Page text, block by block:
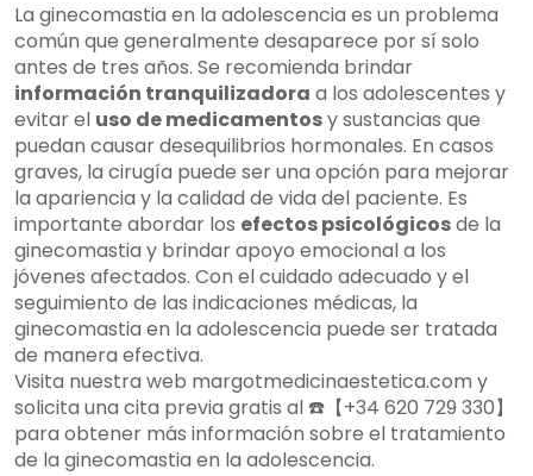
La ginecomastia en la adolescencia es un problema
común que generalmente desaparece por sí solo
antes de tres años. Se recomienda brindar
información tranquilizadora a los adolescentes y
evitar el uso de medicamentosy sustancias que
puedan causar desequilibrios hormonales. En casos
graves, la cirugía puede ser una opción para mejorar
la apariencia y la calidad de vida del paciente. Es
importante abordar los efectos psicológicosde la
ginecomastia y brindar apoyo emocional a los
jóvenes afectados. Con el cuidado adecuado y el
seguimiento de las indicaciones médicas, la
ginecomastia en la adolescencia puede ser tratada
de manera efectiva.
Visita nuestra web margotmedicinaestetica.com y
solicita una cita previa gratis al ☎️【+34 620 729 330】
para obtener más información sobre el tratamiento
de la ginecomastia en la adolescencia.